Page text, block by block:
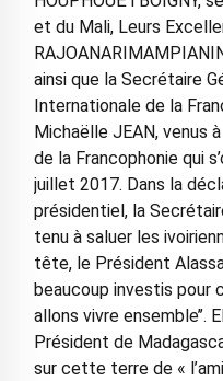
et du Mali, Leurs
ainsi que la Secrétaire
Internationale de la
Michaëlle JEAN, venus
de la Francophonie qui
juillet 2017. Dans la
présidentiel, la
tenu à saluer les
tête, le Président
beaucoup investis pour
allons vivre ensemble’’.
Président de
sur cette terre de «